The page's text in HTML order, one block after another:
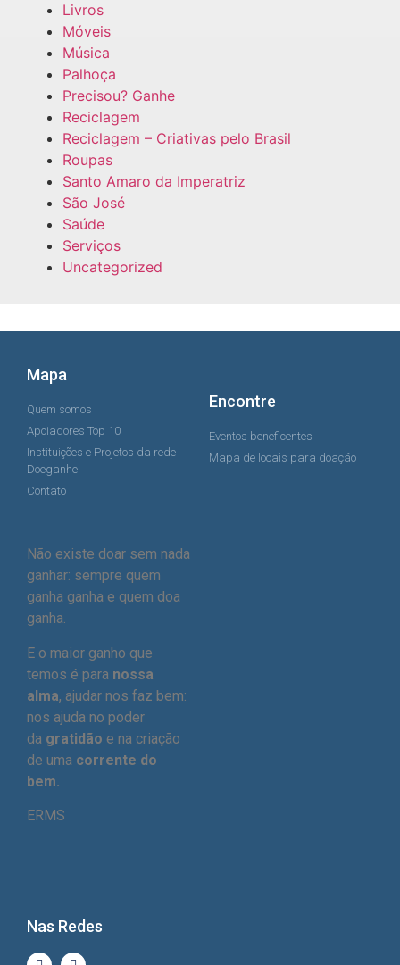
Livros
Móveis
Música
Palhoça
Precisou? Ganhe
Reciclagem
Reciclagem – Criativas pelo Brasil
Roupas
Santo Amaro da Imperatriz
São José
Saúde
Serviços
Uncategorized
Mapa
Quem somos
Apoiadores Top 10
Instituições e Projetos da rede
Doeganhe
Contato
Encontre
Eventos beneficentes
Mapa de locais para doação
Não existe doar sem nada
ganhar: sempre quem
ganha ganha e quem doa
ganha.
E o maior ganho que
temos é para nossa
alma, ajudar nos faz bem:
nos ajuda no poder
da gratidão e na criação
de uma corrente do
bem.
ERMS
Nas Redes